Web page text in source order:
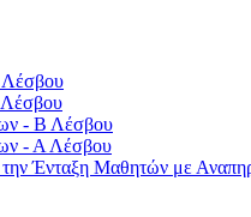
Λέσβου
Λέσβου
- Β Λέσβου
- Α Λέσβου
Ένταξη Μαθητών με